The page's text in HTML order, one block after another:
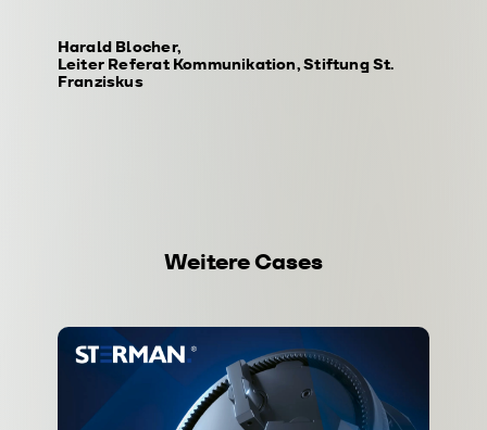
Harald Blocher,
Leiter Referat Kommunikation, Stiftung St.
Franziskus
Weitere Cases